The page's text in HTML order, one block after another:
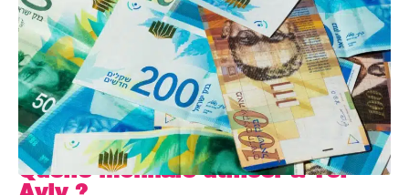
Quelle monnaie utiliser à Tel-